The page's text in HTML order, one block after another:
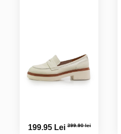
199.95 Lei399.90 lei